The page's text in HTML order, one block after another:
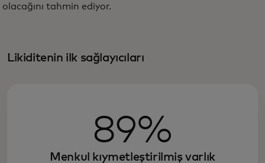
olacağını tahmin ediyor.
Likiditenin ilk sağlayıcıları
89%
Menkul kıymetleştirilmiş varlık